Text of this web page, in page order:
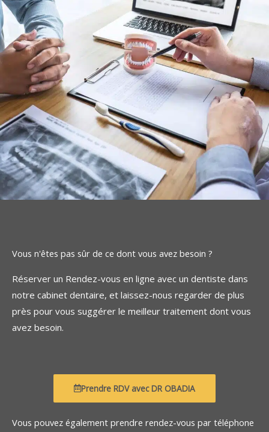
Vous n'êtes pas sûr de ce dont vous avez besoin ?
Réserver un Rendez-vous en ligne avec un dentiste dans
notre cabinet dentaire, et laissez-nous regarder de plus
près pour vous suggérer le meilleur traitement dont vous
avez besoin.
Prendre RDV avec DR OBADIA
Vous pouvez également prendre rendez-vous par téléphone